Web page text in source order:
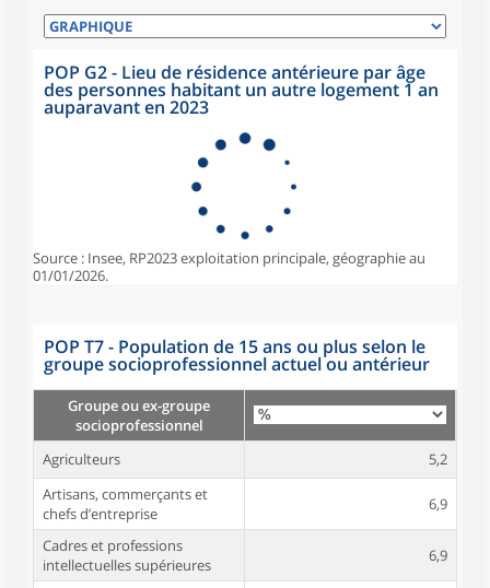
POP G2 - Lieu de résidence antérieure par âge
des personnes habitant un autre logement 1 an
auparavant en 2023
Source : Insee, RP2023 exploitation principale, géographie au
01/01/2026.
POP T7 - Population de 15 ans ou plus selon le
groupe socioprofessionnel actuel ou antérieur
Groupe ou ex-groupe
socioprofessionnel
Agriculteurs
5,2
Artisans, commerçants et
chefs d’entreprise
6,9
Cadres et professions
intellectuelles supérieures
6,9